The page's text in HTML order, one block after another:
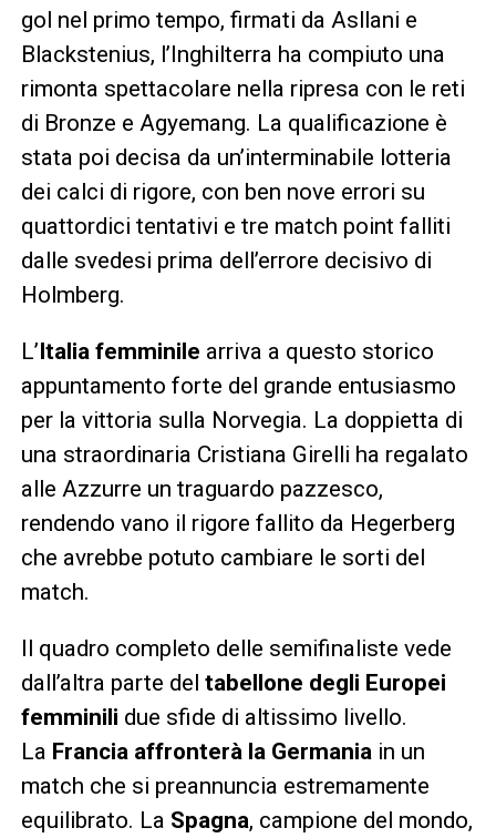
gol nel primo tempo, firmati da Asllani e
Blackstenius, l’Inghilterra ha compiuto una
rimonta spettacolare nella ripresa con le reti
di Bronze e Agyemang. La qualificazione è
stata poi decisa da un’interminabile lotteria
dei calci di rigore, con ben nove errori su
quattordici tentativi e tre match point falliti
dalle svedesi prima dell’errore decisivo di
Holmberg.
L’Italia femminile arriva a questo storico
appuntamento forte del grande entusiasmo
per la vittoria sulla Norvegia. La doppietta di
una straordinaria Cristiana Girelli ha regalato
alle Azzurre un traguardo pazzesco,
rendendo vano il rigore fallito da Hegerberg
che avrebbe potuto cambiare le sorti del
match.
Il quadro completo delle semifinaliste vede
dall’altra parte del tabellone degli Europei
femminili due sfide di altissimo livello.
La Francia affronterà la Germaniain un
match che si preannuncia estremamente
equilibrato. La Spagna, campione del mondo,